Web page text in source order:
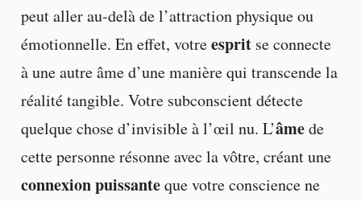
peut aller au-delà de l’attraction physique ou
émotionnelle. En effet, votreespritse connecte
à une autre âme d’une manière qui transcende la
réalité tangible. Votre subconscient détecte
quelque chose d’invisible à l’œil nu. L’âmede
cette personne résonne avec la vôtre, créant une
connexion puissanteque votre conscience ne